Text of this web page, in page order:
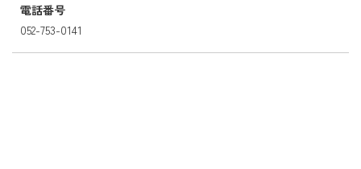
電話番号
052-753-0141